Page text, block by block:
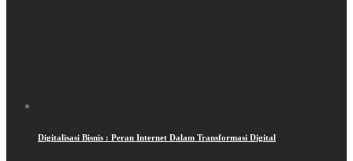
Digitalisasi Bisnis : Peran Internet Dalam Transformasi Digital